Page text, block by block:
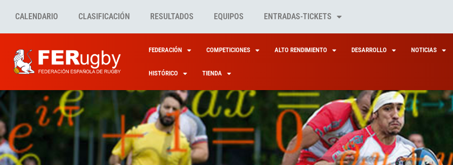
CALENDARIO CLASIFICACIÓN RESULTADOS EQUIPOS ENTRADAS-TICKETS
FEDERACIÓN COMPETICIONES ALTO RENDIMIENTO DESARROLLO NOTICIAS
HISTÓRICO TIENDA